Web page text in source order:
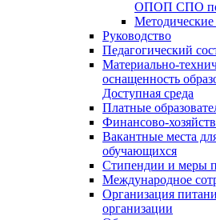
ОПОП СПО по
Руководство
Педагогический
Материально-
оснащенность
Доступная среда
Платные
Финансово-
Вакантные места
обучающихся
Стипендии и меры
Международное
Организация
организации